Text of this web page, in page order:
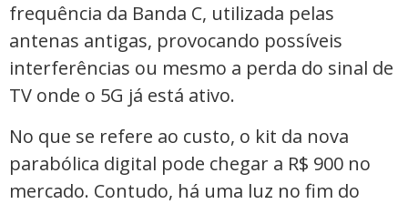
frequência da Banda C, utilizada pelas
antenas antigas, provocando possíveis
interferências ou mesmo a perda do sinal de
TV onde o 5G já está ativo.
No que se refere ao custo, o kit da nova
parabólica digital pode chegar a R$ 900 no
mercado. Contudo, há uma luz no fim do